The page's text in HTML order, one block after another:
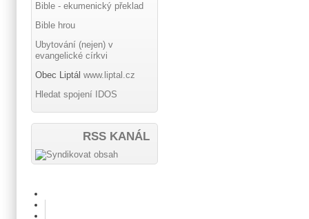
Bible - ekumenický překlad
Bible hrou
Ubytování (nejen) v
evangelické církvi
Obec Liptál www.liptal.cz
Hledat spojení IDOS
RSS KANÁL